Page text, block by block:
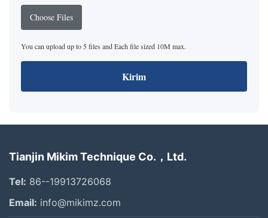
Choose Files
You can upload up to 5 files and Each file sized 10M max.
Kirim
Tianjin Mikim Technique Co.，Ltd.
Tel: 86--19913726068
Email: info@mikimz.com